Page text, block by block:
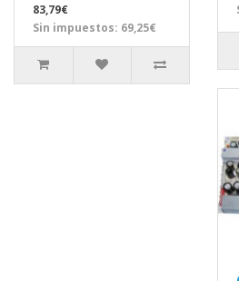
83,79€
Sin impuestos: 69,25€